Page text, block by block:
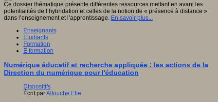
Ce dossier thématique présente différentes ressources mettant en avant les
potentialités de l’hybridation et celles de la notion de « présence à distance »
dans l’enseignement et l’apprentissage. En savoir plus...
Enseignants
Etudiants
Formation
E formation
Numérique éducatif et recherche appliquée : les actions de la
Direction du numérique pour l'éducation
Dispositifs
Écrit parAllouche Elie